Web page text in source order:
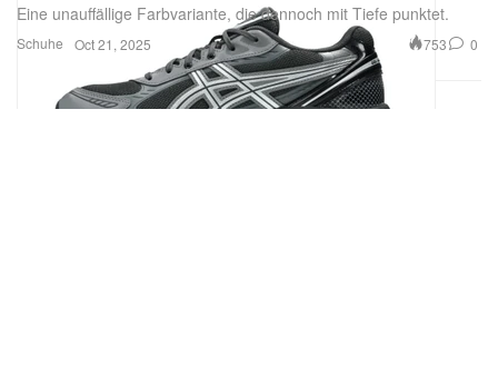
Schuhe
Eine unauffällige Farbvariante, die dennoch mit Tiefe punktet.
Oct 21, 2025 753 0